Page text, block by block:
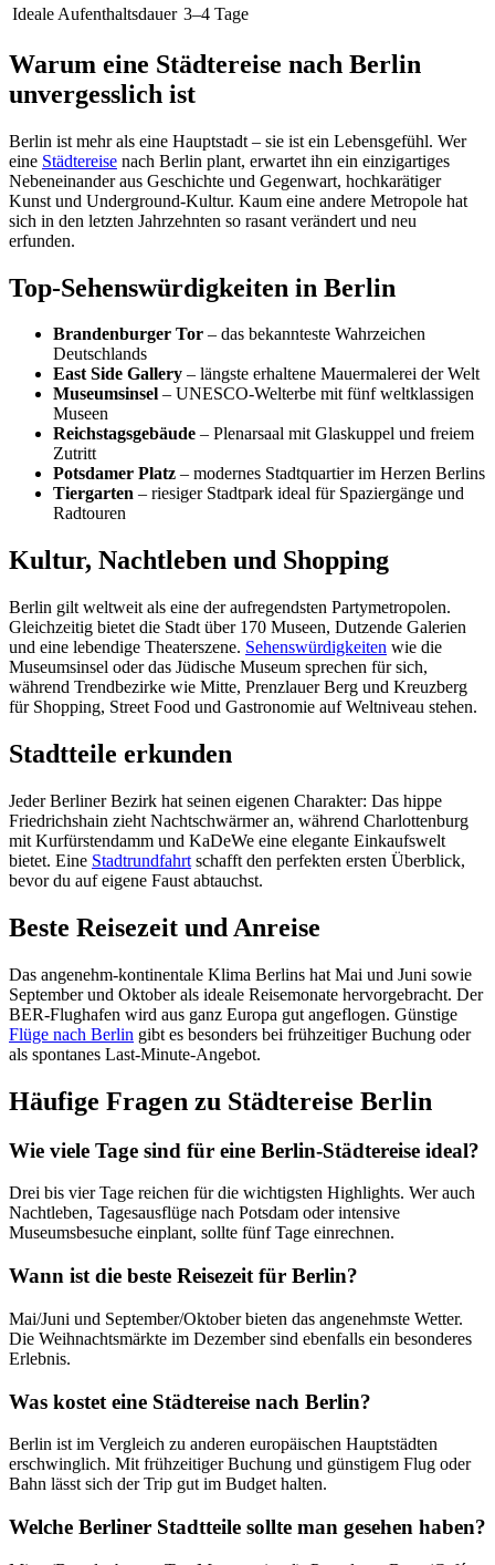
Ideale Aufenthaltsdauer 3–4 Tage
Warum eine Städtereise nach Berlin
unvergesslich ist
Berlin ist mehr als eine Hauptstadt – sie ist ein Lebensgefühl. Wer
eine Städtereise nach Berlin plant, erwartet ihn ein einzigartiges
Nebeneinander aus Geschichte und Gegenwart, hochkarätiger
Kunst und Underground-Kultur. Kaum eine andere Metropole hat
sich in den letzten Jahrzehnten so rasant verändert und neu
erfunden.
Top-Sehenswürdigkeiten in Berlin
Brandenburger Tor – das bekannteste Wahrzeichen
Deutschlands
East Side Gallery – längste erhaltene Mauermalerei der Welt
Museumsinsel – UNESCO-Welterbe mit fünf weltklassigen
Museen
Reichstagsgebäude – Plenarsaal mit Glaskuppel und freiem
Zutritt
Potsdamer Platz – modernes Stadtquartier im Herzen Berlins
Tiergarten – riesiger Stadtpark ideal für Spaziergänge und
Radtouren
Kultur, Nachtleben und Shopping
Berlin gilt weltweit als eine der aufregendsten Partymetropolen.
Gleichzeitig bietet die Stadt über 170 Museen, Dutzende Galerien
und eine lebendige Theaterszene. Sehenswürdigkeiten wie die
Museumsinsel oder das Jüdische Museum sprechen für sich,
während Trendbezirke wie Mitte, Prenzlauer Berg und Kreuzberg
für Shopping, Street Food und Gastronomie auf Weltniveau stehen.
Stadtteile erkunden
Jeder Berliner Bezirk hat seinen eigenen Charakter: Das hippe
Friedrichshain zieht Nachtschwärmer an, während Charlottenburg
mit Kurfürstendamm und KaDeWe eine elegante Einkaufswelt
bietet. Eine Stadtrundfahrt schafft den perfekten ersten Überblick,
bevor du auf eigene Faust abtauchst.
Beste Reisezeit und Anreise
Das angenehm-kontinentale Klima Berlins hat Mai und Juni sowie
September und Oktober als ideale Reisemonate hervorgebracht. Der
BER-Flughafen wird aus ganz Europa gut angeflogen. Günstige
Flüge nach Berlin gibt es besonders bei frühzeitiger Buchung oder
als spontanes Last-Minute-Angebot.
Häufige Fragen zu Städtereise Berlin
Wie viele Tage sind für eine Berlin-Städtereise ideal?
Drei bis vier Tage reichen für die wichtigsten Highlights. Wer auch
Nachtleben, Tagesausflüge nach Potsdam oder intensive
Museumsbesuche einplant, sollte fünf Tage einrechnen.
Wann ist die beste Reisezeit für Berlin?
Mai/Juni und September/Oktober bieten das angenehmste Wetter.
Die Weihnachtsmärkte im Dezember sind ebenfalls ein besonderes
Erlebnis.
Was kostet eine Städtereise nach Berlin?
Berlin ist im Vergleich zu anderen europäischen Hauptstädten
erschwinglich. Mit frühzeitiger Buchung und günstigem Flug oder
Bahn lässt sich der Trip gut im Budget halten.
Welche Berliner Stadtteile sollte man gesehen haben?